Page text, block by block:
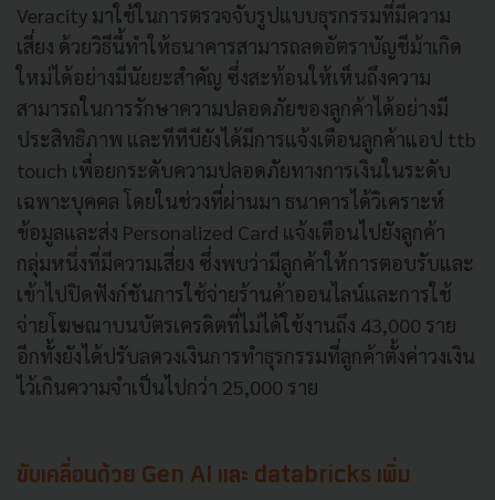
Veracity มาใช้ในการตรวจจับรูปแบบธุรกรรมที่มีความ
เสี่ยง ด้วยวิธีนี้ทำให้ธนาคารสามารถลดอัตราบัญชีม้าเกิด
ใหม่ได้อย่างมีนัยยะสำคัญ ซึ่งสะท้อนให้เห็นถึงความ
สามารถในการรักษาความปลอดภัยของลูกค้าได้อย่างมี
ประสิทธิภาพ และทีทีบียังได้มีการแจ้งเตือนลูกค้าแอป ttb
touch เพื่อยกระดับความปลอดภัยทางการเงินในระดับ
เฉพาะบุคคล โดยในช่วงที่ผ่านมา ธนาคารได้วิเคราะห์
ข้อมูลและส่ง Personalized Card แจ้งเตือนไปยังลูกค้า
กลุ่มหนึ่งที่มีความเสี่ยง ซึ่งพบว่ามีลูกค้าให้การตอบรับและ
เข้าไปปิดฟังก์ชันการใช้จ่ายร้านค้าออนไลน์และการใช้
จ่ายโฆษณาบนบัตรเครดิตที่ไม่ได้ใช้งานถึง 43,000 ราย
อีกทั้งยังได้ปรับลดวงเงินการทำธุรกรรมที่ลูกค้าตั้งค่าวงเงิน
ไว้เกินความจำเป็นไปกว่า 25,000 ราย
ขับเคลื่อนด้วย Gen AI และ databricks เพิ่ม